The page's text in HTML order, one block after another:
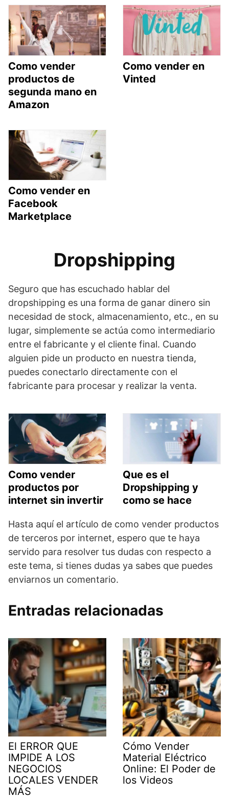
Como vender
productos de
segunda mano en
Amazon
Como vender en
Vinted
Como vender en
Facebook
Marketplace
Dropshipping
Seguro que has escuchado hablar del
dropshipping es una forma de ganar dinero sin
necesidad de stock, almacenamiento, etc., en su
lugar, simplemente se actúa como intermediario
entre el fabricante y el cliente final. Cuando
alguien pide un producto en nuestra tienda,
puedes conectarlo directamente con el
fabricante para procesar y realizar la venta.
Como vender
productos por
internet sin invertir
Que es el
Dropshipping y
como se hace
Hasta aquí el artículo de como vender productos
de terceros por internet, espero que te haya
servido para resolver tus dudas con respecto a
este tema, si tienes dudas ya sabes que puedes
enviarnos un comentario.
Entradas relacionadas
El ERROR QUE
IMPIDE A LOS
NEGOCIOS
LOCALES VENDER
MÁS
Cómo Vender
Material Eléctrico
Online: El Poder de
los Videos